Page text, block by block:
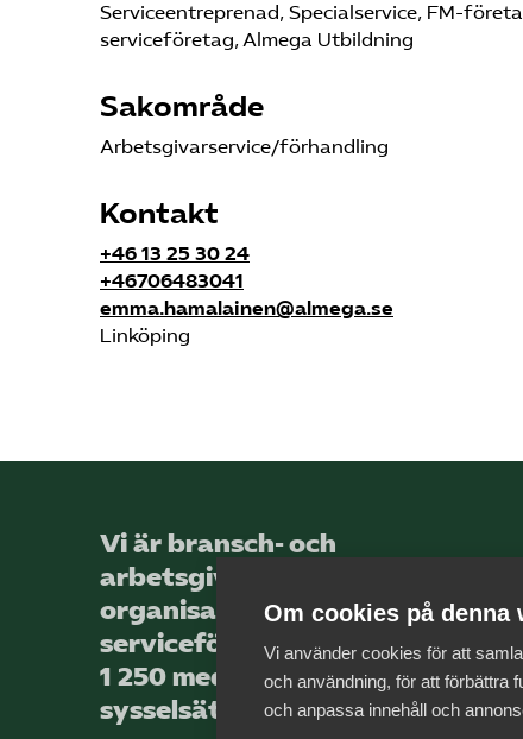
Serviceentreprenad, Specialservice, FM-
serviceföretag, Almega Utbildning
Sakområde
Arbetsgivarservice/förhandling
Kontakt
+46 13 25 30 24
+46706483041
emma.hamalainen@almega.se
Linköping
Vi är bransch- och
arbetsgivar­
organisationen för landets
service­företag, med totalt
1 250 medlems­företag som
sysselsätter över 44 000
Om cookies på denna
Vi använder cookies för att
och användning, för att förbättra
och anpassa innehåll och